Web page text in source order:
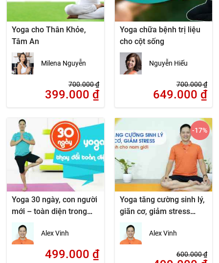
Yoga cho Thân Khỏe,
Tâm An
Milena Nguyễn
700.000₫
399.000 ₫
Yoga chữa bệnh trị liệu
cho cột sống
Nguyễn Hiếu
700.000₫
649.000 ₫
Yoga 30 ngày, con người
mới – toàn diện trong
ngoài
Alex Vinh
499.000 ₫
Yoga tăng cường sinh lý,
giãn cơ, giảm stress
dành cho nam giới
Alex Vinh
600.000₫
-17%